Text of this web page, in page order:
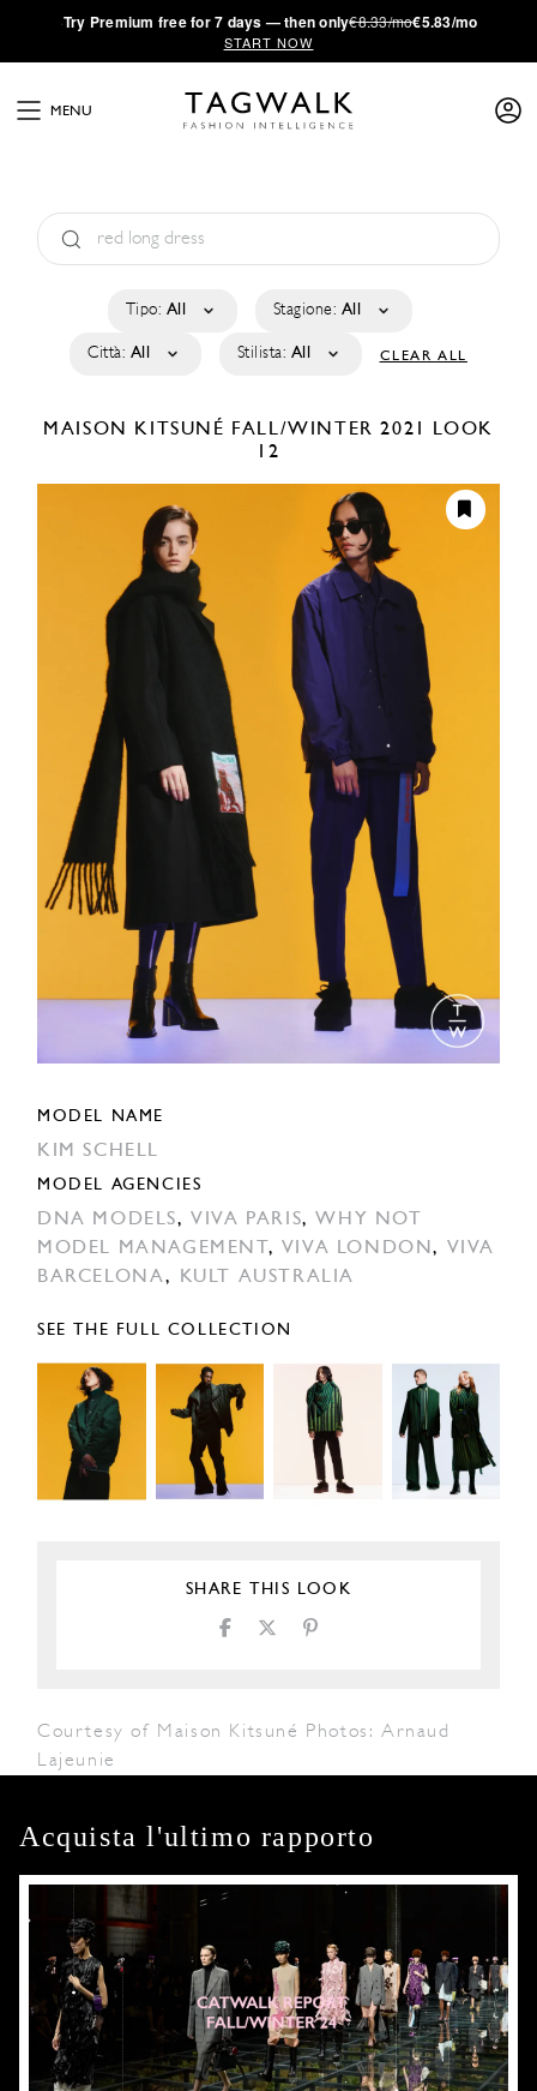
·Try Premium free for 7 days — then only€8.33/mo€5.83/mo
START NOW
MENU
Tipo: All Stagione: All
Città: All Stilista: All CLEAR ALL
MAISON KITSUNÉ FALL/WINTER 2021
LOOK
12
MODEL NAME
KIM SCHELL
MODEL AGENCIES
DNA MODELS,VIVA PARIS,WHY NOT
MODEL MANAGEMENT , VIVA LONDON, VIVA
BARCELONA, KULT AUSTRALIA
SEE THE FULL COLLECTION
SHARE THIS LOOK
Courtesy of Maison Kitsuné Photos: Arnaud
Lajeunie
Acquista l'ultimo rapporto